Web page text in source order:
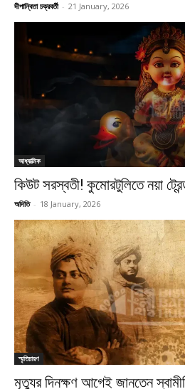
দীপান্বিতা চক্রবর্তী - 21 January, 2026
আধ্যাত্মিক
কিউট সরস্বতী! কুমোরটুলিতে নয়া
অদিতি - 18 January, 2026
স্মৃতিচারণ
মৃত্যুর দিনক্ষণ আগেই জানতেন